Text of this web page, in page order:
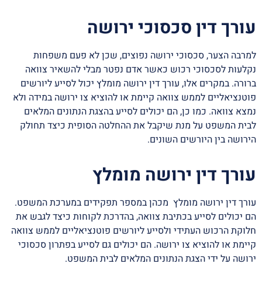
עורך דין סכסוכי ירושה
למרבה הצער, סכסוכי ירושה נפוצים, שכן לא פעם משפחות
נקלעות לסכסוכי רכוש כאשר אדם נפטר מבלי להשאיר צוואה
ברורה. במקרים אלו, עורך דין ירושה מומלץ יכול לסייע ליורשים
פוטנציאליים לממש צוואה קיימת או להוציא צו ירושה במידה ולא
נמצא צוואה. כמו כן, הם יכולים לסייע בהצגת הנתונים המלאים
לבית המשפט על מנת שיקבל את ההחלטה הסופית כיצד תחולק
הירושה בין היורשים השונים.
עורך דין ירושה מומלץ
עורך דין ירושה מומלץ מכהן במספר תפקידים במערכת המשפט.
הם יכולים לסייע בכתיבת צוואה, בהדרכת לקוחות כיצד לגבש את
חלוקת הרכוש העתידי ולסייע ליורשים פוטנציאליים לממש צוואה
קיימת או להוציא צו ירושה. הם יכולים גם לסייע בפתרון סכסוכי
ירושה על ידי הצגת הנתונים המלאים לבית המשפט.